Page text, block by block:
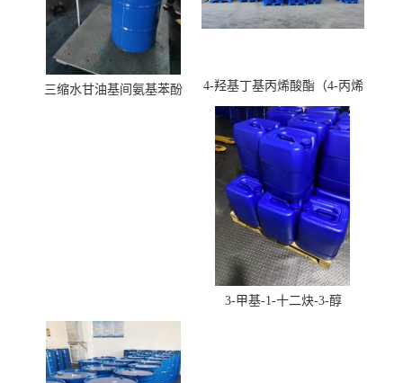
三缩水甘油基间氨基苯酚
4-羟基丁基丙烯酸酯（4-丙烯
酸羟丁酯）
3-甲基-1-十二炔-3-醇